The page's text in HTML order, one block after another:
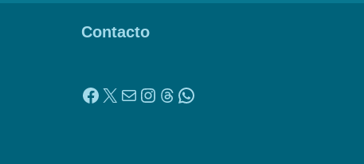
Contacto